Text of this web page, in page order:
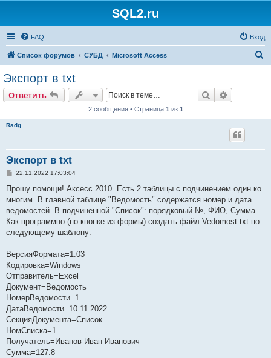
SQL2.ru
FAQ Вход
Список форумов СУБД Microsoft Access
Экспорт в txt
Ответить Поиск
2 сообщения • Страница 1 из 1
Radg
Экспорт в txt
С
о
щ
е
н
и
е
22.11.2022 17:03:04
Прошу помощи! Аксесс 2010. Есть 2 таблицы с подчинением один ко
многим. В главной таблице "Ведомость" содержатся номер и дата
ведомостей. В подчиненной "Список": порядковый №, ФИО, Сумма.
Как программно (по кнопке из формы) создать файл Vedomost.txt по
следующему шаблону:
ВерсияФормата=1.03
Кодировка=Windows
Отправитель=Excel
Документ=Ведомость
НомерВедомости=1
ДатаВедомости=10.11.2022
СекцияДокумента=Список
НомСписка=1
Получатель=Иванов Иван Иванович
Сумма=127.8